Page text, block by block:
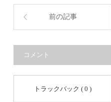
前の記事
コメント
トラックバック ( 0 )